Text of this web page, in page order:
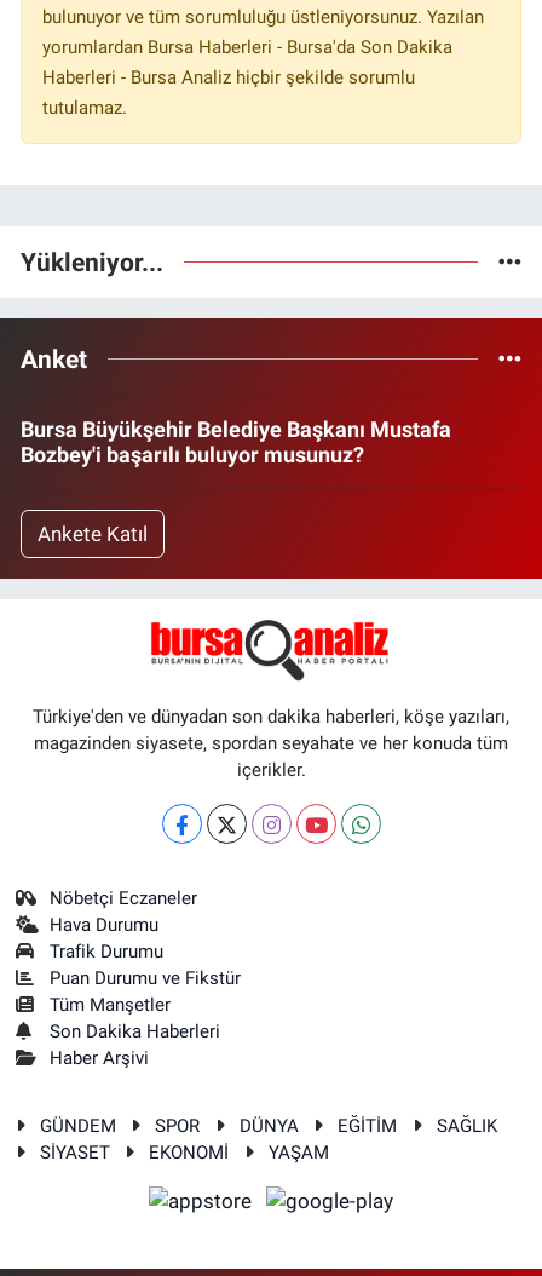
bulunuyor ve tüm sorumluluğu üstleniyorsunuz. Yazılan
yorumlardan Bursa Haberleri - Bursa'da Son Dakika
Haberleri - Bursa Analiz hiçbir şekilde sorumlu
tutulamaz.
Yükleniyor...
Anket
Bursa Büyükşehir Belediye Başkanı Mustafa
Bozbey'i başarılı buluyor musunuz?
Ankete Katıl
Türkiye'den ve dünyadan son dakika haberleri, köşe yazıları,
magazinden siyasete, spordan seyahate ve her konuda tüm
içerikler.
Nöbetçi Eczaneler
Hava Durumu
Trafik Durumu
Puan Durumu ve Fikstür
Tüm Manşetler
Son Dakika Haberleri
Haber Arşivi
GÜNDEM SPOR DÜNYA EĞİTİM
SAĞLIK
SİYASET
EKONOMİ YAŞAM